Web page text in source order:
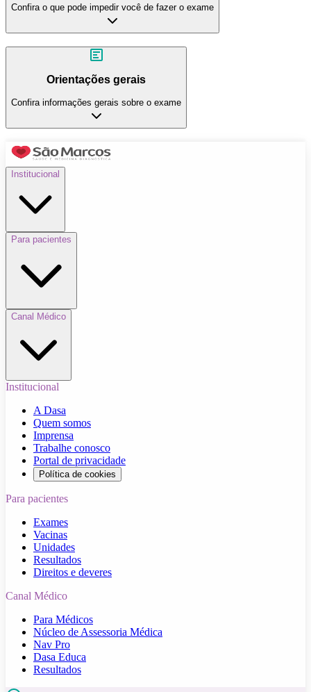
Confira o que pode impedir você de fazer o exame
Orientações gerais
Confira informações gerais sobre o exame
Institucional
Para pacientes
Canal Médico
Institucional
A Dasa
Quem somos
Imprensa
Trabalhe conosco
Portal de privacidade
Política de cookies
Para pacientes
Exames
Vacinas
Unidades
Resultados
Direitos e deveres
Canal Médico
Para Médicos
Núcleo de Assessoria Médica
Nav Pro
Dasa Educa
Resultados